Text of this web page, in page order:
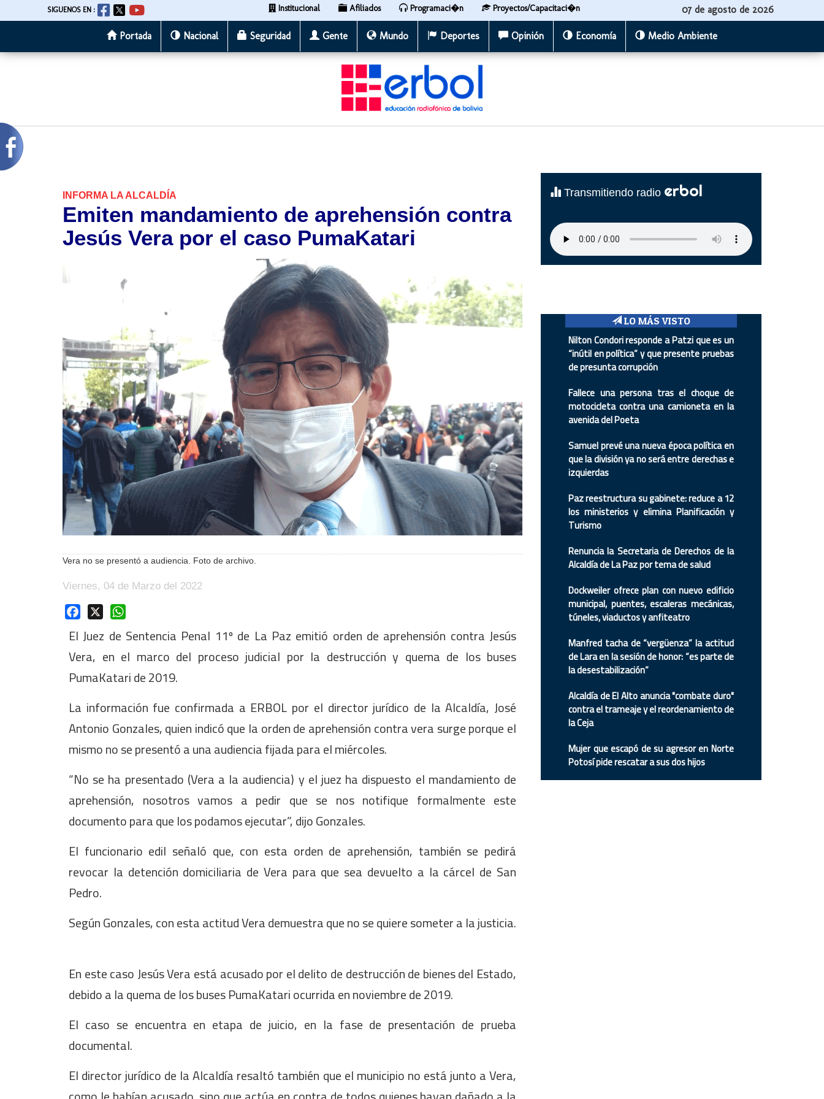
al
SIGUENOS EN : Institucional Afiliados Programaci�n Proyectos/Capacitaci�n 07 de agosto de 2026
Portada Nacional Seguridad Gente Mundo Deportes Opinión Economía Medio Ambiente
INFORMA LA ALCALDÍA
Emiten mandamiento de aprehensión contra
Jesús Vera por el caso PumaKatari
Vera no se presentó a audiencia. Foto de archivo.
Viernes, 04 de Marzo del 2022
Facebook
El Juez de Sentencia Penal 11º de La Paz emitió orden de aprehensión contra Jesús
Vera, en el marco del proceso judicial por la destrucción y quema de los buses
PumaKatari de 2019.
La información fue confirmada a ERBOL por el director jurídico de la Alcaldía, José
Antonio Gonzales, quien indicó que la orden de aprehensión contra vera surge porque el
mismo no se presentó a una audiencia fijada para el miércoles.
“No se ha presentado (Vera a la audiencia) y el juez ha dispuesto el mandamiento de
aprehensión, nosotros vamos a pedir que se nos notifique formalmente este
documento para que los podamos ejecutar”, dijo Gonzales.
El funcionario edil señaló que, con esta orden de aprehensión, también se pedirá
revocar la detención domiciliaria de Vera para que sea devuelto a la cárcel de San
Pedro.
Según Gonzales, con esta actitud Vera demuestra que no se quiere someter a la justicia.
En este caso Jesús Vera está acusado por el delito de destrucción de bienes del Estado,
debido a la quema de los buses PumaKatari ocurrida en noviembre de 2019.
El caso se encuentra en etapa de juicio, en la fase de presentación de prueba
documental.
El director jurídico de la Alcaldía resaltó también que el municipio no está junto a Vera,
Transmitiendo radio erbol
LO MÁS VISTO
Nilton Condori responde a Patzi que es un
“inútil en política” y que presente pruebas
de presunta corrupción
Fallece una persona tras el choque de
motocicleta contra una camioneta en la
avenida del Poeta
Samuel prevé una nueva época política en
que la división ya no será entre derechas e
izquierdas
Paz reestructura su gabinete: reduce a 12
los ministerios y elimina Planificación y
Turismo
Renuncia la Secretaria de Derechos de la
Alcaldía de La Paz por tema de salud
Dockweiler ofrece plan con nuevo edificio
municipal, puentes, escaleras mecánicas,
túneles, viaductos y anfiteatro
Manfred tacha de “vergüenza” la actitud
de Lara en la sesión de honor: “es parte de
la desestabilización”
Alcaldía de El Alto anuncia "combate duro"
contra el trameaje y el reordenamiento de
la Ceja
Mujer que escapó de su agresor en Norte
Potosí pide rescatar a sus dos hijos